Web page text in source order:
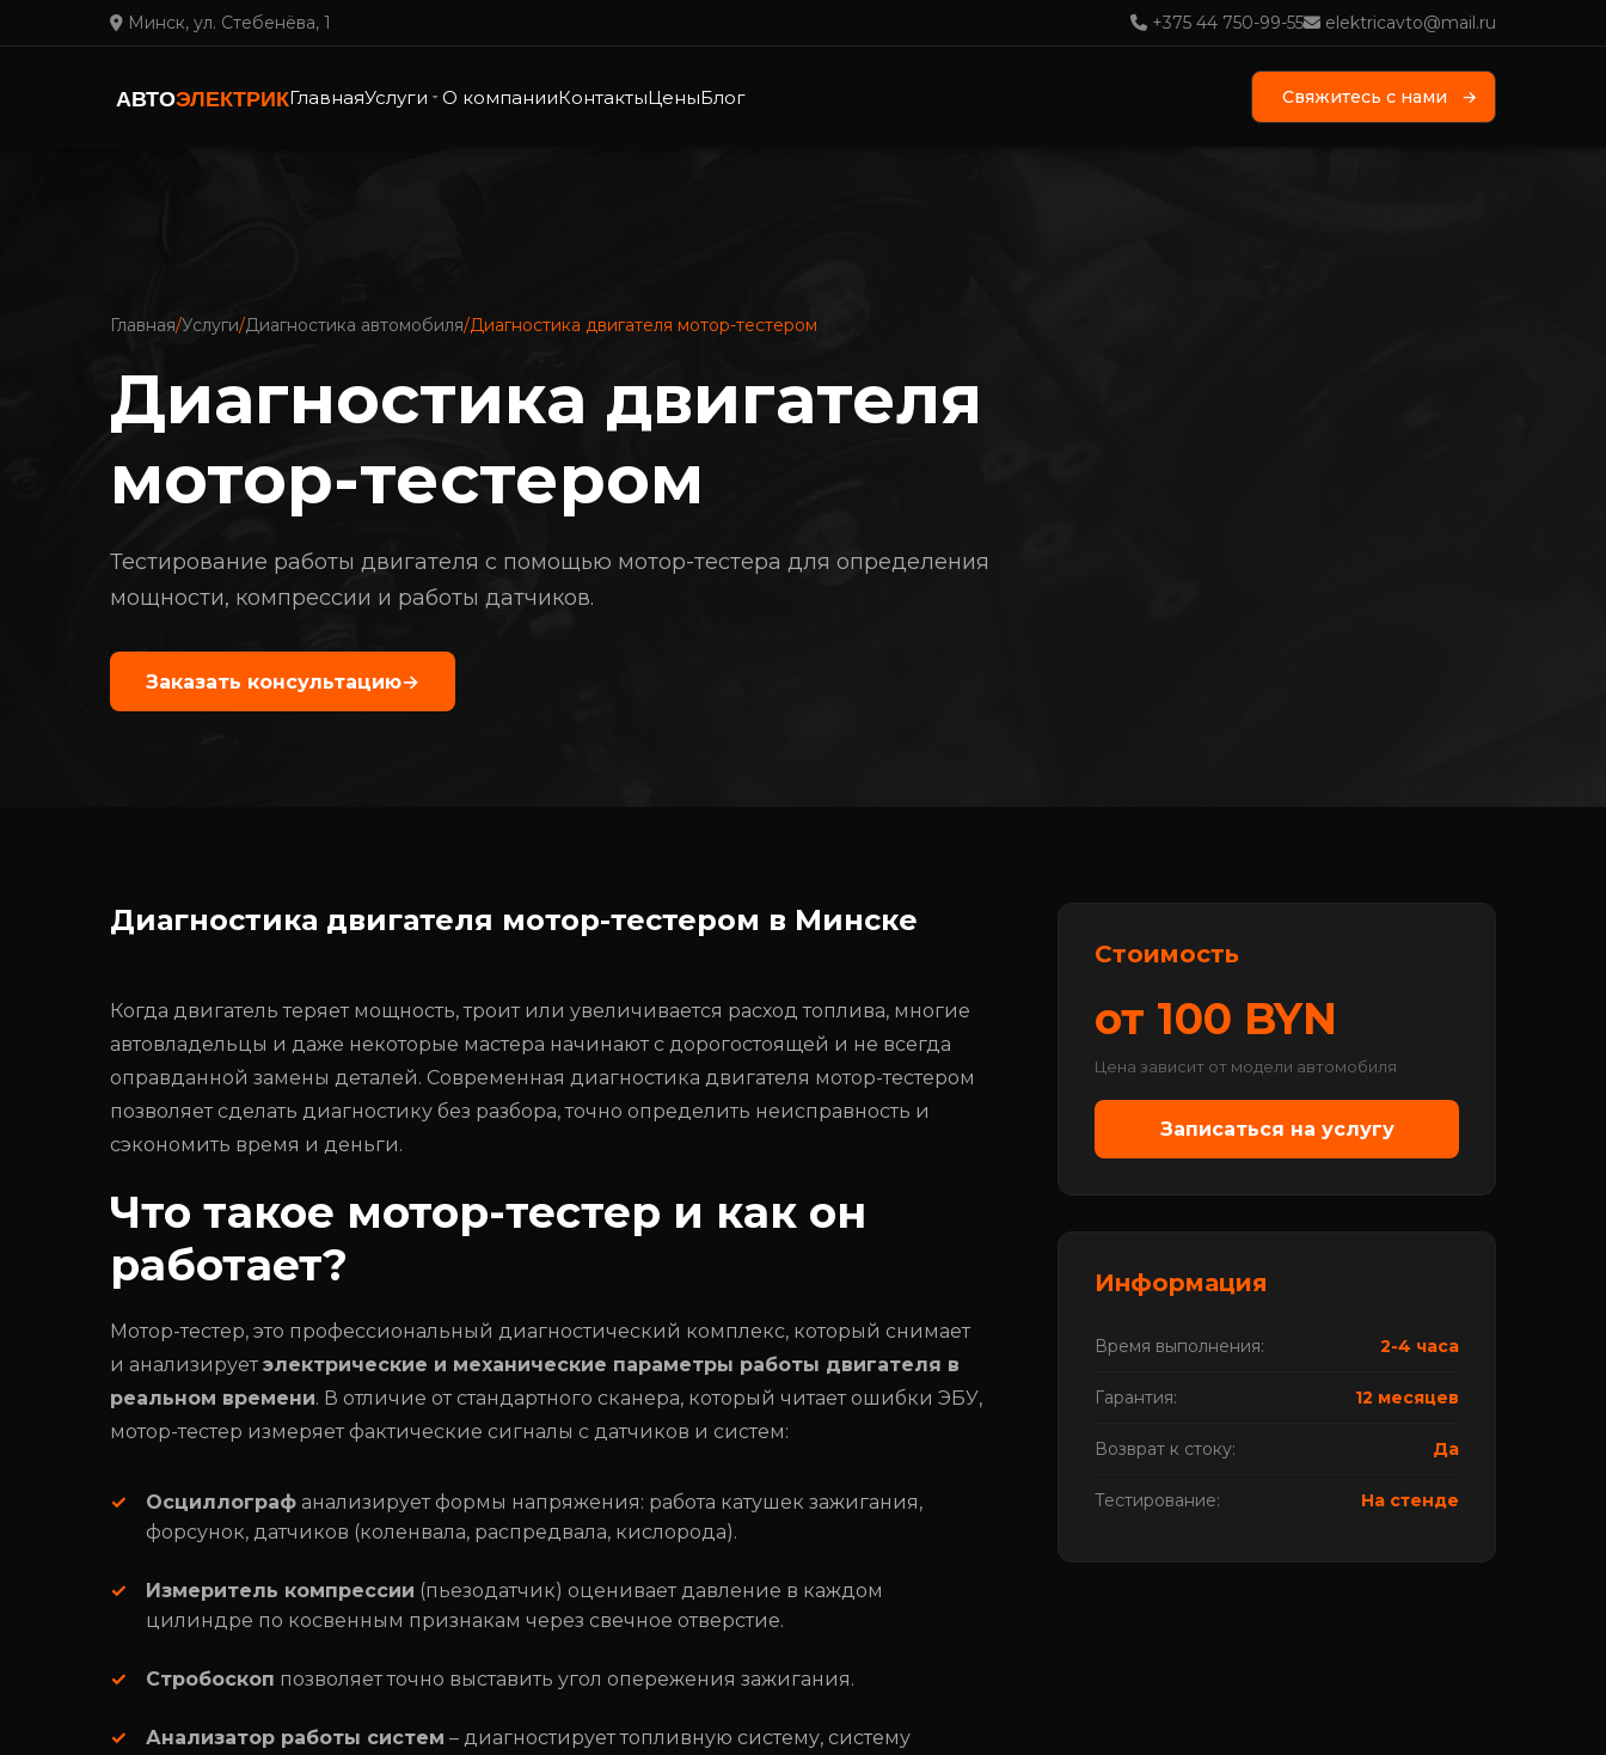
Минск, ул. Стебенёва, 1 +375 44 750-99-55 elektricavto@mail.ru
АВТОЭЛЕКТРИКГлавнаяУслуги О компанииКонтактыЦеныБлог Свяжитесь с нами
Главная/Услуги/Диагностика автомобиля/Диагностика двигателя мотор-тестером
Диагностика двигателя
мотор-тестером
Тестирование работы двигателя с помощью мотор-тестера для определения
мощности, компрессии и работы датчиков.
Заказать консультацию→
Диагностика двигателя мотор-тестером в Минске
Когда двигатель теряет мощность, троит или увеличивается расход топлива, многие
автовладельцы и даже некоторые мастера начинают с дорогостоящей и не всегда
оправданной замены деталей. Современная диагностика двигателя мотор-тестером
позволяет сделать диагностику без разбора, точно определить неисправность и
сэкономить время и деньги.
Что такое мотор-тестер и как он
работает?
Мотор-тестер, это профессиональный диагностический комплекс, который снимает
и анализируетэлектрические и механические параметры работы двигателя в
реальном времени. В отличие от стандартного сканера, который читает ошибки ЭБУ,
мотор-тестер измеряет фактические сигналы с датчиков и систем:
Осциллограф анализирует формы напряжения: работа катушек зажигания,
форсунок, датчиков (коленвала, распредвала, кислорода).
Измеритель компрессии (пьезодатчик) оценивает давление в каждом
цилиндре по косвенным признакам через свечное отверстие.
Стробоскоп позволяет точно выставить угол опережения зажигания.
Анализатор работы систем – диагностирует топливную систему, систему
Стоимость
от 100 BYN
Цена зависит от модели автомобиля
Записаться на услугу
Информация
Время выполнения: 2-4 часа
Гарантия: 12 месяцев
Возврат к стоку: Да
Тестирование: На стенде